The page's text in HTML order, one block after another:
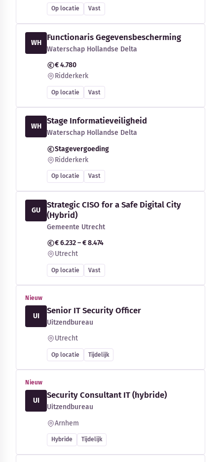
Op locatie Vast
WH
Functionaris Gegevensbescherming
Waterschap Hollandse Delta
€ 4.780
Ridderkerk
Op locatie Vast
WH
Stage Informatieveiligheid
Waterschap Hollandse Delta
Stagevergoeding
Ridderkerk
Op locatie Vast
GU
Strategic CISO for a Safe Digital City
(Hybrid)
Gemeente Utrecht
€ 6.232 – € 8.474
Utrecht
Op locatie Vast
Nieuw
UI
Senior IT Security Officer
Uitzendbureau
Utrecht
Op locatie Tijdelijk
Nieuw
UI
Security Consultant IT (hybride)
Uitzendbureau
Arnhem
Hybride Tijdelijk